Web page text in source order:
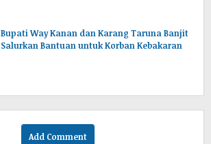
Bupati Way Kanan dan Karang Taruna Banjit
Salurkan Bantuan untuk Korban Kebakaran
Add Comment